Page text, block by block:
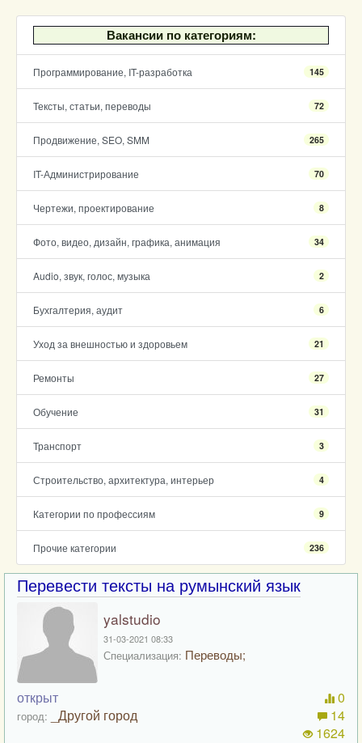
Вакансии по категориям:
Программирование, IT-разработка 145
Тексты, статьи, переводы 72
Продвижение, SEO, SMM 265
IT-Администрирование 70
Чертежи, проектирование 8
Фото, видео, дизайн, графика, анимация 34
Audio, звук, голос, музыка 2
Бухгалтерия, аудит 6
Уход за внешностью и здоровьем 21
Ремонты 27
Обучение 31
Транспорт 3
Строительство, архитектура, интерьер 4
Категории по профессиям 9
Прочие категории 236
Перевести тексты на румынский язык
yalstudio
31-03-2021 08:33
Специализация: Переводы;
открыт
город: _Другой город
0
14
1624